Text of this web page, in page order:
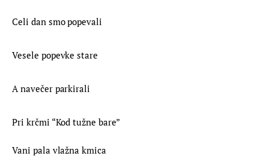
Celi dan smo popevali
Vesele popevke stare
A navečer parkirali
Pri krčmi “Kod tužne bare”
Vani pala vlažna kmica